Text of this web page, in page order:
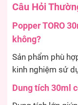
Câu Hỏi
Popper TORO
không?
Sản phẩm phù
kinh nghiệm sử
Dung tích 30ml